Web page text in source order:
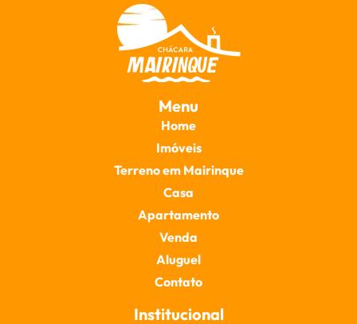
Menu
Home
Imóveis
Terreno em Mairinque
Casa
Apartamento
Venda
Aluguel
Contato
Institucional